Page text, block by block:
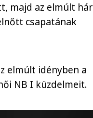
majd az elmúlt
csapatának
elmúlt idényben a
NB I küzdelmeit.